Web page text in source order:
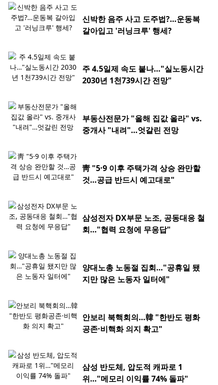
신박한 음주 사고 도주법?…운동복
갈아입고 '러닝크루' 행세?
주 4.5일제 속도 붙나…"실노동시간
2030년 1천739시간 전망"
부동산전문가 "올해 집값 올라" vs.
중개사 "내려"…엇갈린 전망
靑 "5·9 이후 주택가격 상승 완만할
것…공급 반드시 예고대로"
삼성전자 DX부문 노조, 공동대응 철
회…"협력 요청에 무응답"
양대노총 노동절 집회…"공휴일 됐
지만 많은 노동자 일터에"
안보리 북핵회의…韓 "한반도 평화
공존·비핵화 의지 확고"
삼성 반도체, 압도적 캐파로 1
위…"메모리 이익률 74% 돌파"